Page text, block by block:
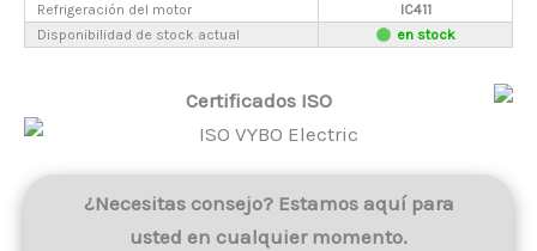
Refrigeración del motor
IC411
Disponibilidad de stock actual
en stock
Certificados ISO
¿Necesitas consejo? Estamos aquí para
usted en cualquier momento.